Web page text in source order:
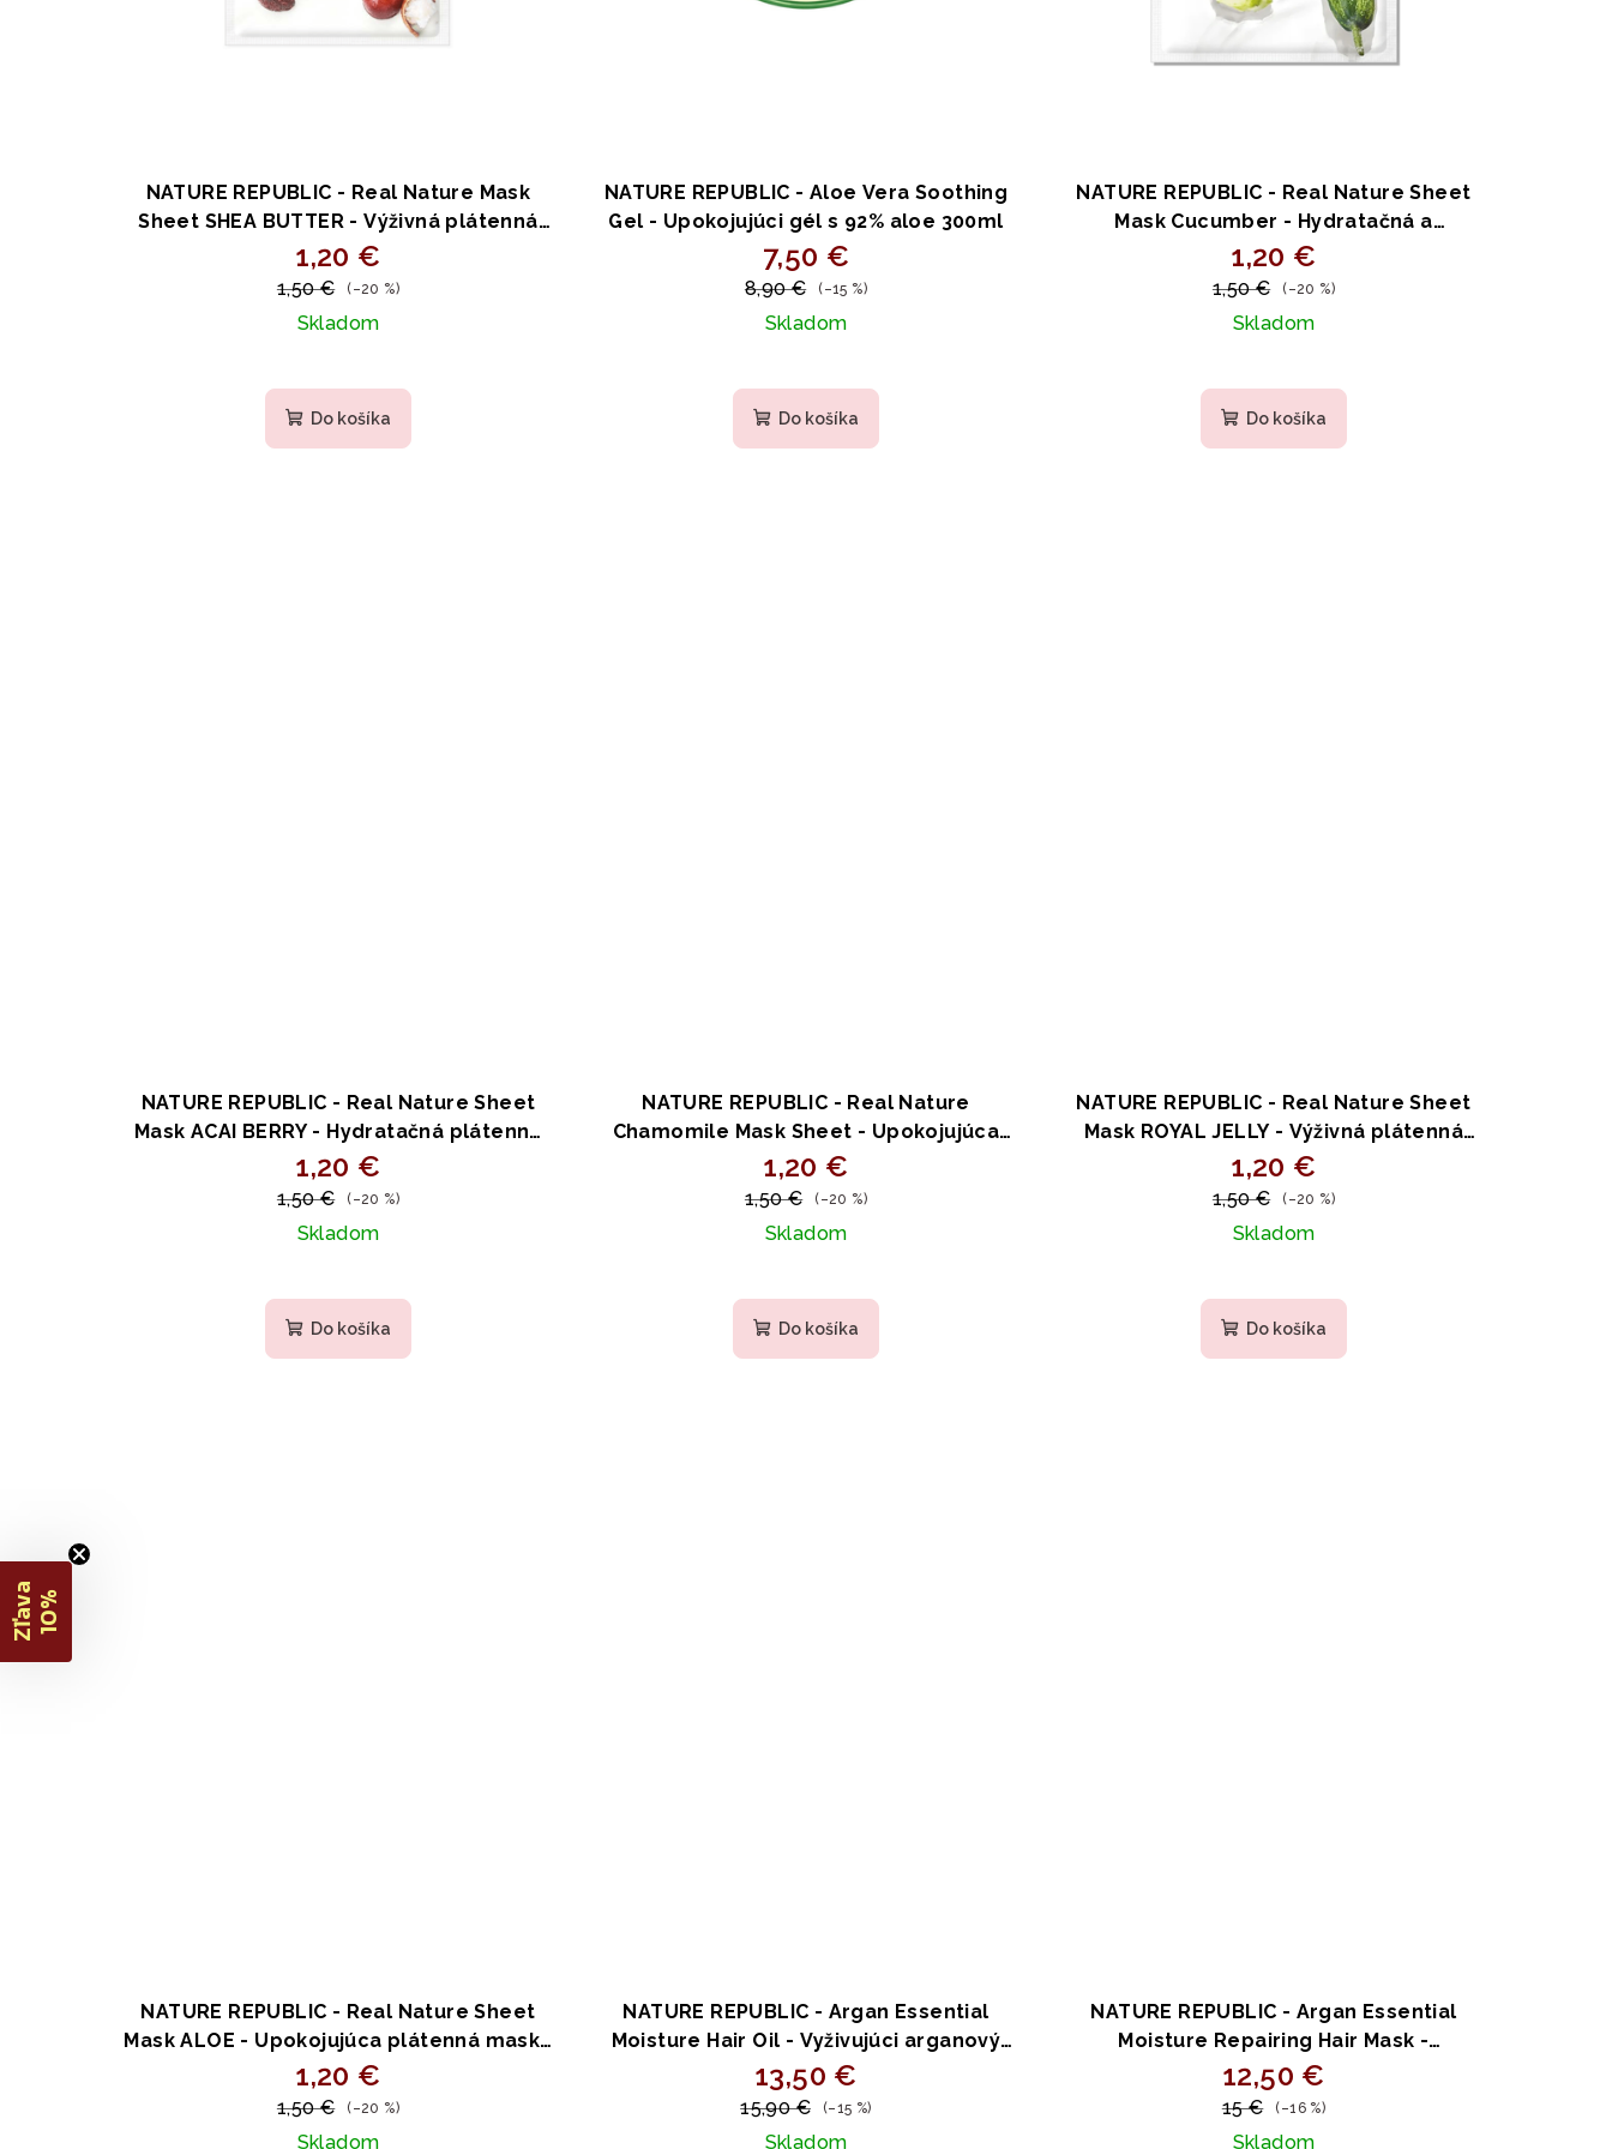
NATURE REPUBLIC - Real Nature Mask
Sheet SHEA BUTTER - Výživná plátenná
maska s bambuckým maslom 23ml
1,20 €
1,50 € (–20 %)
Skladom
Do košíka
NATURE REPUBLIC - Aloe Vera Soothing
Gel - Upokojujúci gél s 92% aloe 300ml
7,50 €
8,90 € (–15 %)
Skladom
Do košíka
NATURE REPUBLIC - Real Nature Sheet
Mask Cucumber - Hydratačná a
upokojujúca plátenná maska s uhorkou
23 ml
1,20 €
1,50 € (–20 %)
Skladom
Do košíka
NATURE REPUBLIC - Real Nature Sheet
Mask ACAI BERRY - Hydratačná plátenná
maska s čučoriedkami a centellou 23ml
1,20 €
1,50 € (–20 %)
Skladom
Do košíka
NATURE REPUBLIC - Real Nature
Chamomile Mask Sheet - Upokojujúca
plátenná maska s harmančekom a
kyselinou hyalurónovou 23ml
1,20 €
1,50 € (–20 %)
Skladom
Do košíka
NATURE REPUBLIC - Real Nature Sheet
Mask ROYAL JELLY - Výživná plátenná
maska s materskou kašičkou 23ml
1,20 €
1,50 € (–20 %)
Skladom
Do košíka
NATURE REPUBLIC - Real Nature Sheet
Mask ALOE - Upokojujúca plátenná maska
s aloe, centellou a kyselinou
hyalurónovou 23ml
1,20 €
1,50 € (–20 %)
Skladom
NATURE REPUBLIC - Argan Essential
Moisture Hair Oil - Vyživujúci arganový
olej na lesk a hebkosť vlasov 80ml
13,50 €
15,90 € (–15 %)
Skladom
NATURE REPUBLIC - Argan Essential
Moisture Repairing Hair Mask -
Obnovujúca vlasová maska s argánovým
olejom a proteínmi 200ml
12,50 €
15 € (–16 %)
Skladom
Zľava 10%